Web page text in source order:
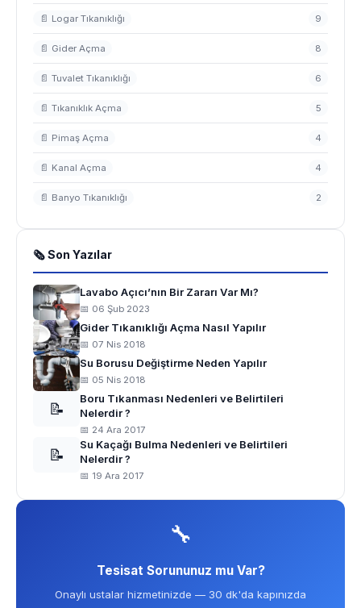
📄 Logar Tıkanıklığı 9
📄 Gider Açma 8
📄 Tuvalet Tıkanıklığı 6
📄 Tıkanıklık Açma 5
📄 Pimaş Açma 4
📄 Kanal Açma 4
📄 Banyo Tıkanıklığı 2
🗞 Son Yazılar
Lavabo Açıcı’nın Bir Zararı Var Mı?
📅 06 Şub 2023
Gider Tıkanıklığı Açma Nasıl Yapılır
📅 07 Nis 2018
Su Borusu Değiştirme Neden Yapılır
📅 05 Nis 2018
📝
Boru Tıkanması Nedenleri ve Belirtileri
Nelerdir ?
📅 24 Ara 2017
📝
Su Kaçağı Bulma Nedenleri ve Belirtileri
Nelerdir ?
📅 19 Ara 2017
🔧
Tesisat Sorununuz mu Var?
Onaylı ustalar hizmetinizde — 30 dk'da kapınızda